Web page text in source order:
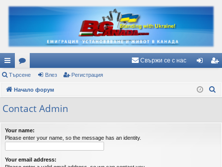
ъ
рз
и
ъз
ки
ор
ум
и
Свържи се с нас
з ис
Търсене Влез Регистрация
Начало форум
с
Contact Admin
Your name:
Please enter your name, so the message has an identity.
Your email address: